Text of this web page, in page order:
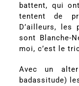
battent, qui
tentent de
D’ailleurs, les
sont Blanche-
moi, c’est le
Avec un
badassitude)